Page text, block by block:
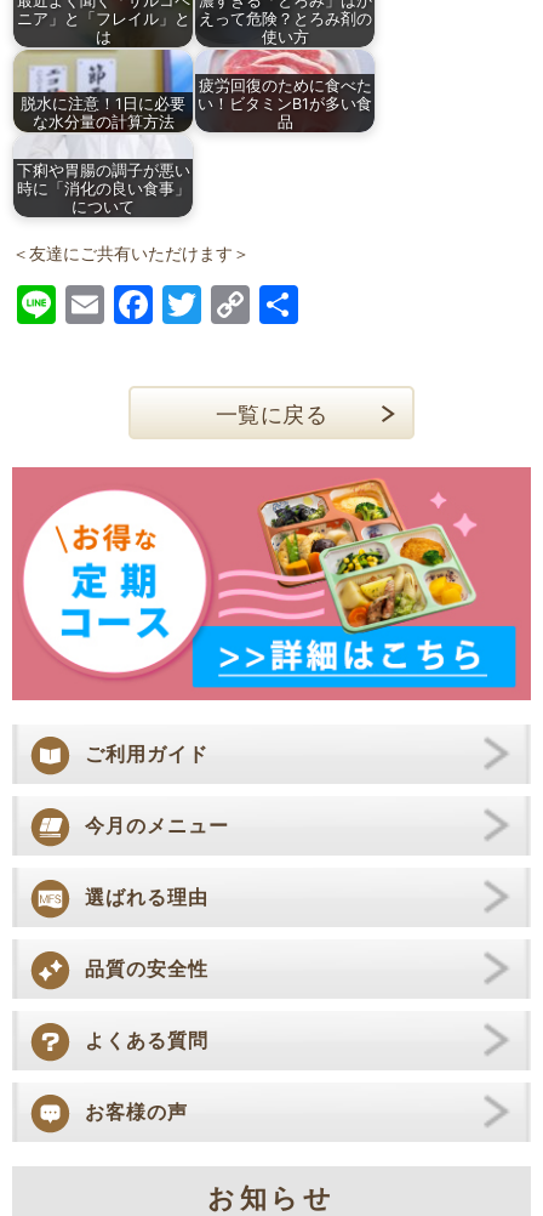
ニア」と「フレイル」と
は
えって危険？とろみ剤の
使い方
脱水に注意！1日に必要
な水分量の計算方法
疲労回復のために食べた
い！ビタミンB1が多い食
品
下痢や胃腸の調子が悪い
時に「消化の良い食事」
について
＜友達にご共有いただけます＞
LineEmailFacebook
Twitter
Copy
一覧に戻る
ご利用ガイド
今月のメニュー
選ばれる理由
品質の安全性
よくある質問
お客様の声
お知らせ